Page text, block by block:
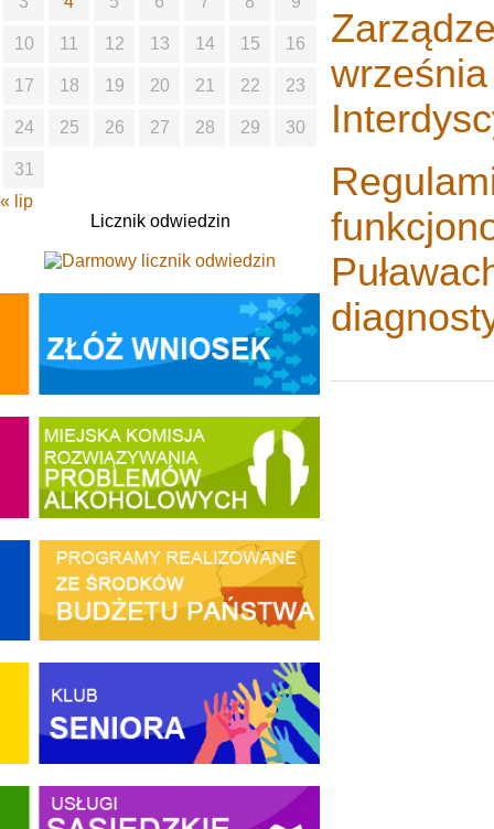
września
10 11 12 13 14 15 16
17 18 19 20 21 22 23
24 25 26 27 28 29 30
31
« lip
Licznik odwiedzin